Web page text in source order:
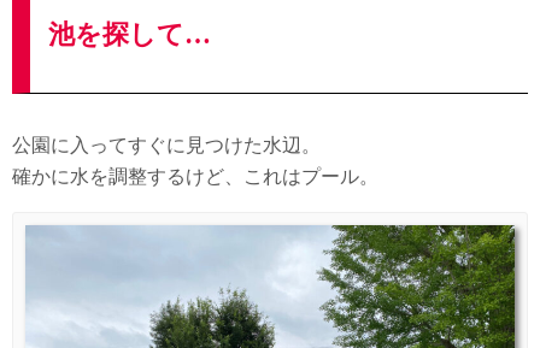
池を探して…
公園に入ってすぐに見つけた水辺。
確かに水を調整するけど、これはプール。